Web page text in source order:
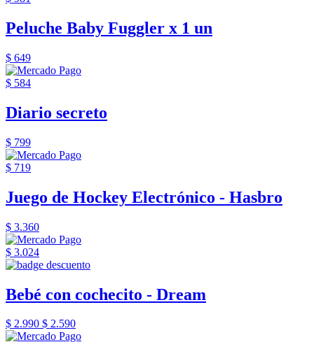
Peluche Baby Fuggler x 1 un
$ 649
$ 584
Diario secreto
$ 799
$ 719
Juego de Hockey Electrónico - Hasbro
$ 3.360
$ 3.024
Bebé con cochecito - Dream
$ 2.990 $ 2.590